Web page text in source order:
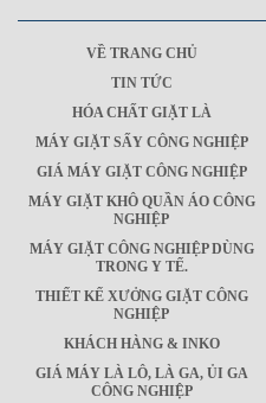
VỀ TRANG CHỦ
TIN TỨC
HÓA CHẤT GIẶT LÀ
MÁY GIẶT SẤY CÔNG NGHIỆP
GIÁ MÁY GIẶT CÔNG NGHIỆP
MÁY GIẶT KHÔ QUẦN ÁO CÔNG
NGHIỆP
MÁY GIẶT CÔNG NGHIỆP DÙNG
TRONG Y TẾ.
THIẾT KẾ XƯỞNG GIẶT CÔNG
NGHIỆP
KHÁCH HÀNG & INKO
GIÁ MÁY LÀ LÔ, LÀ GA, ỦI GA
CÔNG NGHIỆP